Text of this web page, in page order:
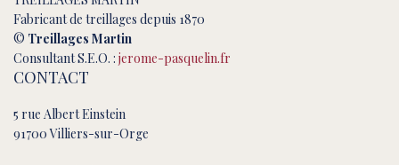
Fabricant de treillages depuis 1870
© Treillages Martin
Consultant S.E.O. : jerome-pasquelin.fr
CONTACT
5 rue Albert Einstein
91700 Villiers-sur-Orge